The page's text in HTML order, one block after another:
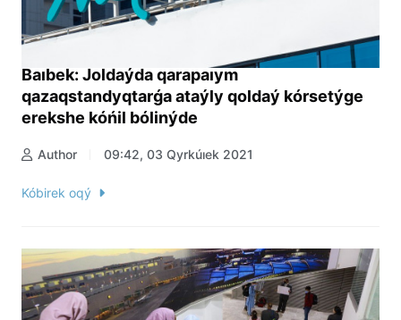
Baıbek: Joldaýda qarapaıym
qazaqstandyqtarǵa ataýly qoldaý kórsetýge
erekshe kóńil bólinýde
Author 09:42, 03 Qyrkúıek 2021
Kóbirek oqý